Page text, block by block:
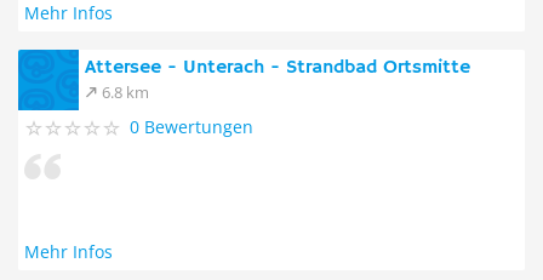
Mehr Infos
Attersee - Unterach - Strandbad Ortsmitte
6.8 km
0 Bewertungen
Mehr Infos